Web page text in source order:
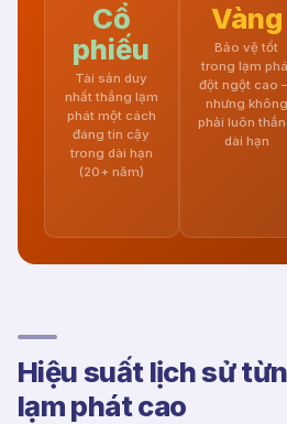
Cổ
phiếu
Tài sản duy
nhất thắng lạm
phát một cách
đáng tin cậy
trong dài hạn
(20+ năm)
Vàng
Bảo vệ tốt
trong lạm
đột ngột cao
nhưng không
phải luôn
dài hạn
Hiệu suất lịch sử
lạm phát cao